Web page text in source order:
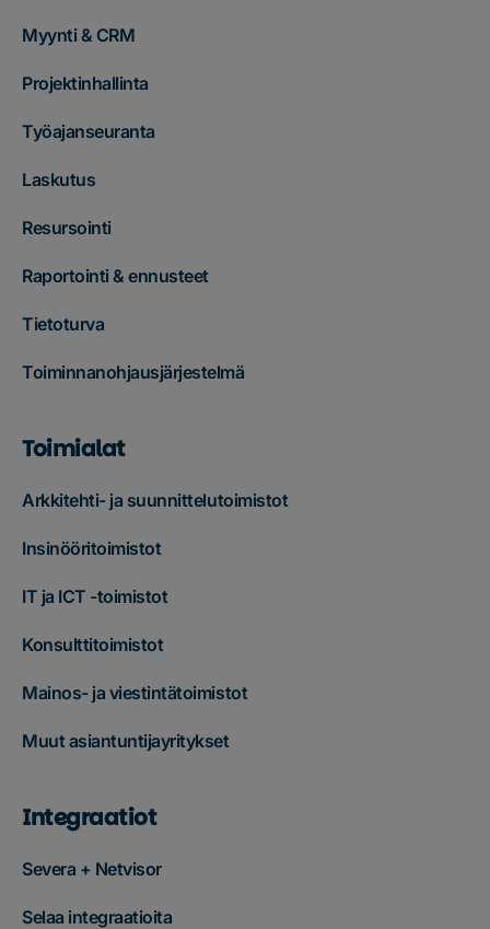
Myynti & CRM
Projektinhallinta
Työajanseuranta
Laskutus
Resursointi
Raportointi & ennusteet
Tietoturva
Toiminnanohjausjärjestelmä
Toimialat
Arkkitehti- ja suunnittelutoimistot
Insinööritoimistot
IT ja ICT -toimistot
Konsulttitoimistot
Mainos- ja viestintätoimistot
Muut asiantuntijayritykset
Integraatiot
Severa + Netvisor
Selaa integraatioita